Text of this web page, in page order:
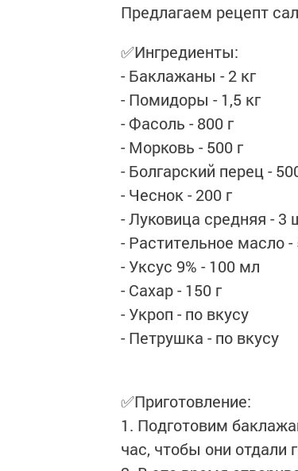
Предлагаем рецепт
✅Ингредиенты:
- Баклажаны - 2 кг
- Помидоры - 1,5 кг
- Фасоль - 800 г
- Морковь - 500 г
- Болгарский перец -
- Чеснок - 200 г
- Луковица средняя - 3
- Растительное масло
- Уксус 9% - 100 мл
- Сахар - 150 г
- Укроп - по вкусу
- Петрушка - по вкусу
✅Приготовление:
1. Подготовим
час, чтобы они отдали